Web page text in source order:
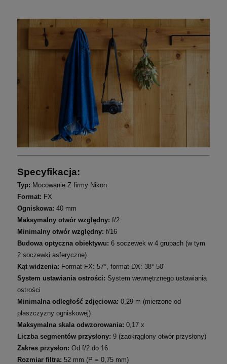
Specyfikacja:
Typ: Mocowanie Z firmy Nikon
Format: FX
Ogniskowa: 40 mm
Maksymalny otwór względny: f/2
Minimalny otwór względny: f/16
Budowa optyczna obiektywu: 6 soczewek w 4 grupach (w tym
2 soczewki asferyczne)
Kąt widzenia: Format FX: 57°, format DX: 38° 50'
System ustawiania ostrości: System wewnętrznego ustawiania
ostrości
Minimalna odległość zdjęciowa: 0,29 m (mierzone od
płaszczyzny ogniskowej)
Maksymalna skala odwzorowania: 0,17 x
Liczba segmentów przysłony: 9 (zaokrąglony otwór przysłony)
Zakres przysłon: Od f/2 do 16
Rozmiar filtra: 52 mm (P = 0,75 mm)